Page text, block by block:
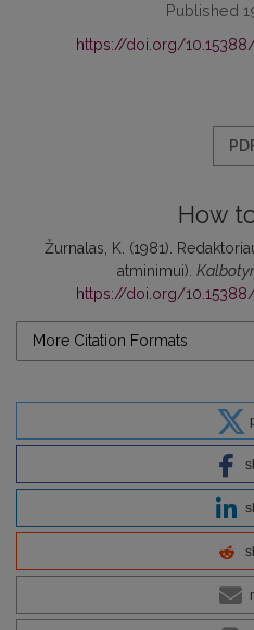
Published
https://doi.org/
How
Žurnalas, K. (1981).
atminimui).
https://doi.org/
More Citation Formats